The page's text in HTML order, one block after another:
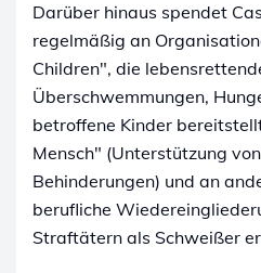
Darüber hinaus spendet
regelmäßig an
Children", die
Überschwemmungen,
betroffene Kinder
Mensch" (Unterstützung
Behinderungen) und an
berufliche
Straftätern als Schweißer